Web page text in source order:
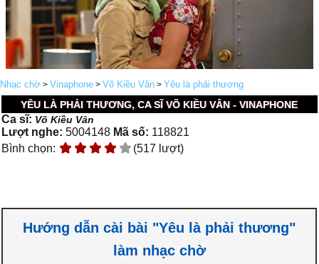
Nhạc chờ > Vinaphone > Võ Kiều Vân > Yêu là phải thương
YÊU LÀ PHẢI THƯƠNG, CA SĨ VÕ KIỀU VÂN - VINAPHONE
Ca sĩ: Võ Kiều Vân
Lượt nghe: 5004148 Mã số: 118821
Bình chọn:
(517 lượt)
Hướng dẫn cài bài "Yêu là phải thương"
làm nhạc chờ